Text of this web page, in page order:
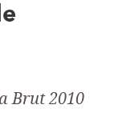
Brut 2010